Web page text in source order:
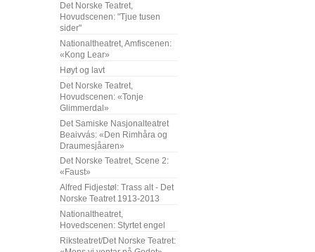
Det Norske Teatret,
Hovudscenen: "Tjue tusen
sider"
Nationaltheatret, Amfiscenen:
«Kong Lear»
Høyt og lavt
Det Norske Teatret,
Hovudscenen: «Tonje
Glimmerdal»
Det Samiske Nasjonalteatret
Beaivvás: «Den Rimhåra og
Draumesjåaren»
Det Norske Teatret, Scene 2:
«Faust»
Alfred Fidjestøl: Trass alt - Det
Norske Teatret 1913-2013
Nationaltheatret,
Hovedscenen: Styrtet engel
Riksteatret/Det Norske Teatret: